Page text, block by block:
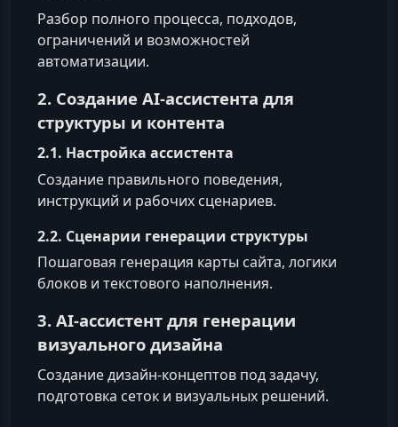
Разбор полного процесса, подходов,
ограничений и возможностей
автоматизации.
2. Создание AI‑ассистента для
структуры и контента
2.1. Настройка ассистента
Создание правильного поведения,
инструкций и рабочих сценариев.
2.2. Сценарии генерации структуры
Пошаговая генерация карты сайта, логики
блоков и текстового наполнения.
3. AI‑ассистент для генерации
визуального дизайна
Создание дизайн‑концептов под задачу,
подготовка сеток и визуальных решений.